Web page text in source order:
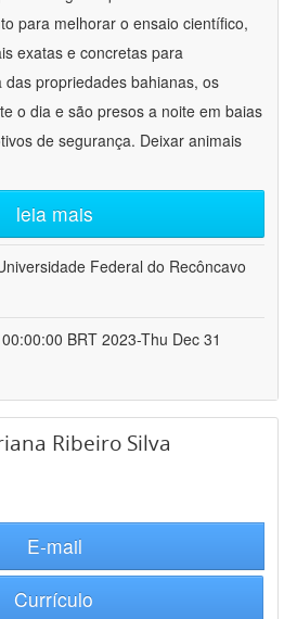
para melhorar o ensaio científico,
exatas e concretas para
propriedades bahianas, os
o dia e são presos a noite em baias
de segurança. Deixar animais
leia mais
Federal do Recôncavo
BRT 2023-Thu Dec 31
Ribeiro Silva
E-mail
Currículo